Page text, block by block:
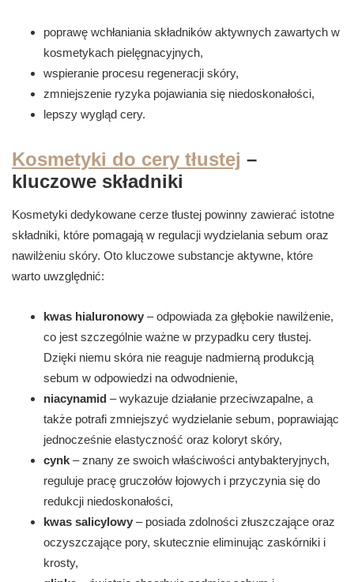
poprawę wchłaniania składników aktywnych zawartych w
kosmetykach pielęgnacyjnych,
wspieranie procesu regeneracji skóry,
zmniejszenie ryzyka pojawiania się niedoskonałości,
lepszy wygląd cery.
Kosmetyki do cery tłustej –
kluczowe składniki
Kosmetyki dedykowane cerze tłustej powinny zawierać istotne
składniki, które pomagają w regulacji wydzielania sebum oraz
nawilżeniu skóry. Oto kluczowe substancje aktywne, które
warto uwzględnić:
kwas hialuronowy – odpowiada za głębokie nawilżenie,
co jest szczególnie ważne w przypadku cery tłustej.
Dzięki niemu skóra nie reaguje nadmierną produkcją
sebum w odpowiedzi na odwodnienie,
niacynamid – wykazuje działanie przeciwzapalne, a
także potrafi zmniejszyć wydzielanie sebum, poprawiając
jednocześnie elastyczność oraz koloryt skóry,
cynk – znany ze swoich właściwości antybakteryjnych,
reguluje pracę gruczołów łojowych i przyczynia się do
redukcji niedoskonałości,
kwas salicylowy – posiada zdolności złuszczające oraz
oczyszczające pory, skutecznie eliminując zaskórniki i
krosty,